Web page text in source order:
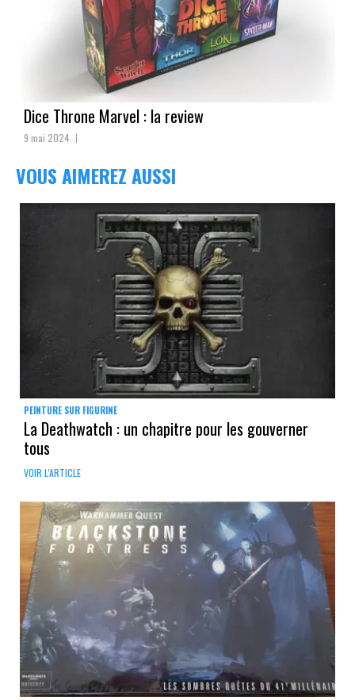
Dice Throne Marvel : la review
9 mai 2024
VOUS AIMEREZ AUSSI
PEINTURE SUR FIGURINE
La Deathwatch : un chapitre pour les gouverner
tous
VOIR L'ARTICLE